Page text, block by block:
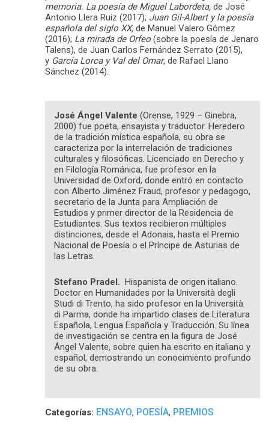
memoria. La poesía de Miguel Labordeta, de José
Antonio Llera Ruiz (2017); Juan Gil-Albert y la poesía
española del siglo XX, de Manuel Valero Gómez
(2016); La mirada de Orfeo (sobre la poesía de Jenaro
Talens), de Juan Carlos Fernández Serrato (2015),
y García Lorca y Val del Omar, de Rafael Llano
Sánchez (2014).
José Ángel Valente (Orense, 1929 – Ginebra,
2000) fue poeta, ensayista y traductor. Heredero
de la tradición mística española, su obra se
caracteriza por la interrelación de tradiciones
culturales y filosóficas. Licenciado en Derecho y
en Filología Románica, fue profesor en la
Universidad de Oxford, donde entró en contacto
con Alberto Jiménez Fraud, profesor y pedagogo,
secretario de la Junta para Ampliación de
Estudios y primer director de la Residencia de
Estudiantes. Sus textos recibieron múltiples
distinciones, desde el Adonais, hasta el Premio
Nacional de Poesía o el Príncipe de Asturias de
las Letras.
Stefano Pradel. Hispanista de origen italiano.
Doctor en Humanidades por la Università degli
Studi di Trento, ha sido profesor en la Università
di Parma, donde ha impartido clases de Literatura
Española, Lengua Española y Traducción. Su línea
de investigación se centra en la figura de José
Ángel Valente, sobre quien ha escrito en italiano y
español, demostrando un conocimiento profundo
de su obra.
Categorías: ENSAYO, POESÍA, PREMIOS